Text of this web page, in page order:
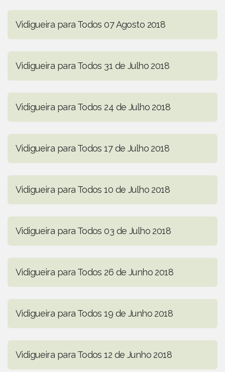
Vidigueira para Todos 07 Agosto 2018
Vidigueira para Todos 31 de Julho 2018
Vidigueira para Todos 24 de Julho 2018
Vidigueira para Todos 17 de Julho 2018
Vidigueira para Todos 10 de Julho 2018
Vidigueira para Todos 03 de Julho 2018
Vidigueira para Todos 26 de Junho 2018
Vidigueira para Todos 19 de Junho 2018
Vidigueira para Todos 12 de Junho 2018